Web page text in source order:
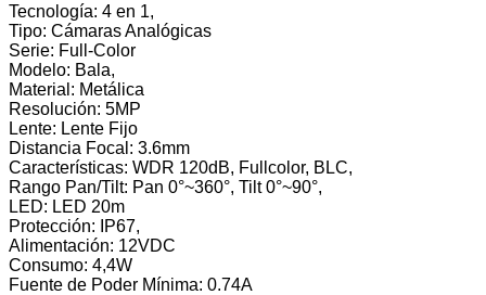
Tecnología: 4 en 1,
Tipo: Cámaras Analógicas
Serie: Full-Color
Modelo: Bala,
Material: Metálica
Resolución: 5MP
Lente: Lente Fijo
Distancia Focal: 3.6mm
Características: WDR 120dB, Fullcolor, BLC,
Rango Pan/Tilt: Pan 0°~360°, Tilt 0°~90°,
LED: LED 20m
Protección: IP67,
Alimentación: 12VDC
Consumo: 4,4W
Fuente de Poder Mínima: 0.74A